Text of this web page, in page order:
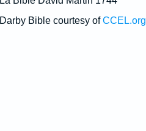
Darby Bible courtesy ofCCEL.org